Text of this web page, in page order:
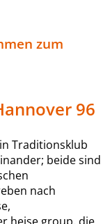
zum
96
Traditionsklub
beide sind
nach